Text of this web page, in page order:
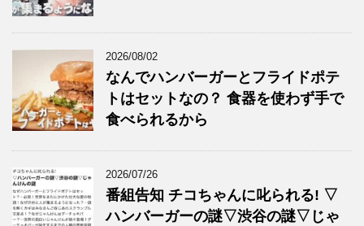
2026/08/02
なんでハンバーガーとフライドポテ
トはセットなの？ 食器を使わず手で
食べられるから
2026/07/26
番組告知 チコちゃんに叱られる! ▽
ハンバーガーの謎▽渋谷の謎▽じゃ